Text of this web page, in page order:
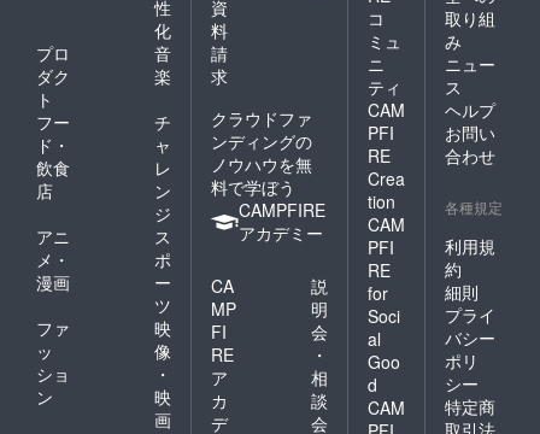
性
化
プロ
ダク
ト
音
楽
フー
ド・
飲食
店
チ
ャ
レ
ン
ジ
アニ
メ・
漫画
ス
ポ
ー
ツ
ファ
ッ
ショ
ン
映
像
・
映
画
資
料
請
求
クラウドファ
ンディングの
ノウハウを無
料で学ぼう
CAMPFIRE
アカデミー
CA
MP
FI
RE
ア
カ
デ
説
明
会
・
相
談
会
コ
ミュ
ニ
ティ
CAM
PFI
RE
Crea
tion
CAM
PFI
RE
for
Soci
al
Goo
d
CAM
取り組
み
ニュー
ス
ヘルプ
お問い
合わせ
各種規定
利用規
約
細則
プライ
バシー
ポリ
シー
特定商
取引法